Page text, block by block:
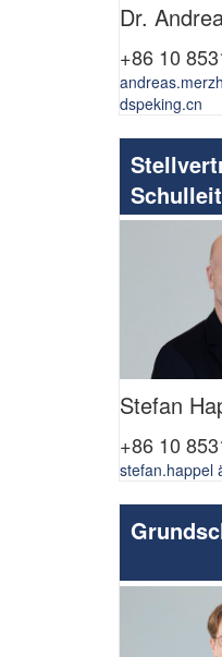
Dr.
+86 10
dspeking.cn
Stefan
+86 10
stefan.happel